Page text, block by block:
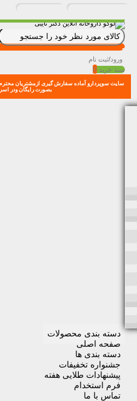
ورود/ثبت نام
سبد خرید 0
سایت سوپردارو آماده سفارش گیری ازمشتریان محترم
بصورت رایگان ودر
دسته بندی محصولات
صفحه اصلی
دسته بندی ها
جشنواره تخفیفات
پیشنهادات طلایی هفته
فرم استخدام
تماس با ما